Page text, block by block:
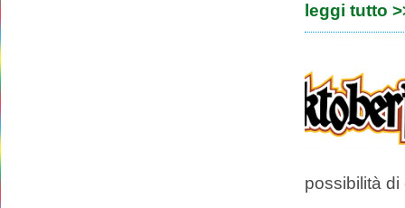
leggi tutto
possibilità